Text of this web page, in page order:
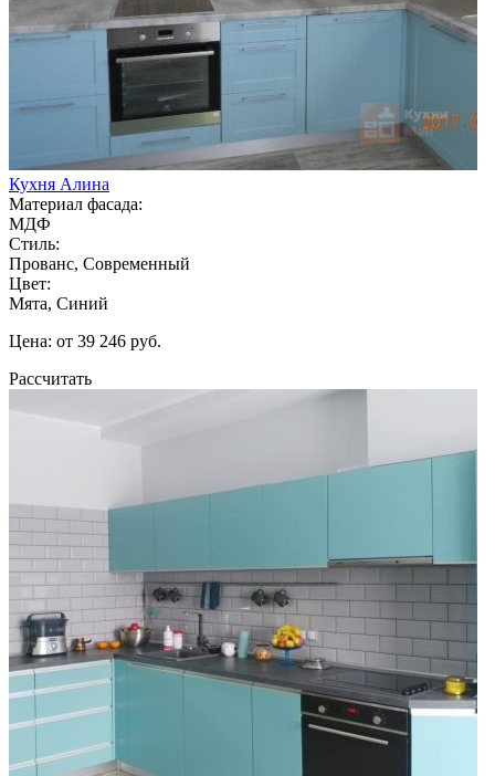
Кухня Алина
Материал фасада:
МДФ
Стиль:
Прованс, Современный
Цвет:
Мята, Синий
Цена: от 39 246 руб.
Рассчитать